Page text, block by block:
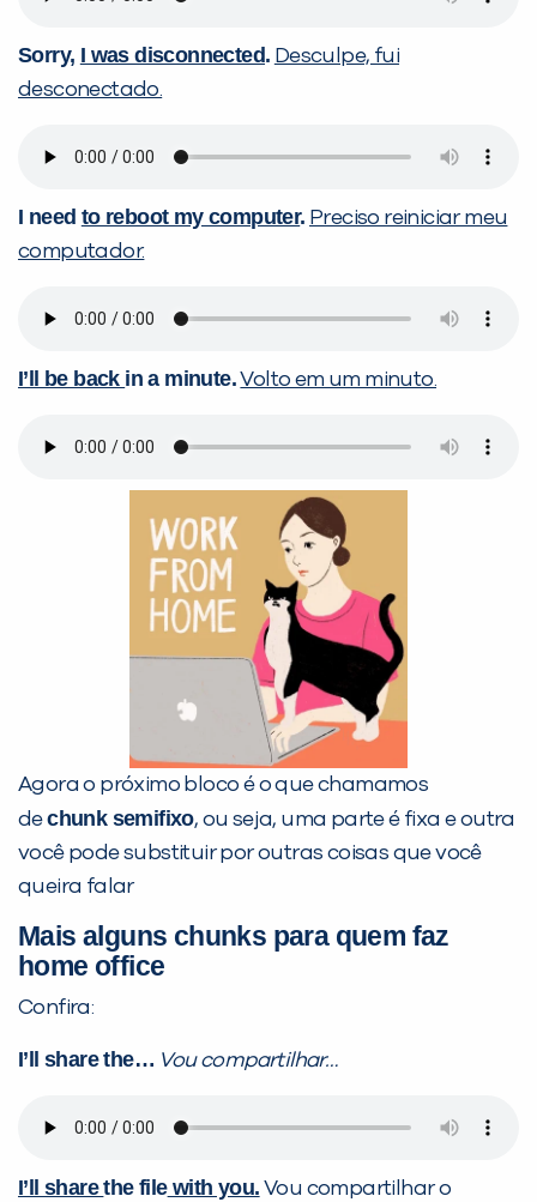
Sorry, I was disconnected. Desculpe, fui
desconectado.
I need to reboot my computer. Preciso reiniciar meu
computador.
I’ll be back in a minute.Volto em um minuto.
Agora o próximo bloco é o que chamamos
dechunk semifixo, ou seja, uma parte é fixa e outra
você pode substituir por outras coisas que você
queira falar
Mais alguns chunks para quem faz
home office
Confira:
I’ll share the… Vou compartilhar…
I’ll sharethe filewith you. Vou compartilhar o